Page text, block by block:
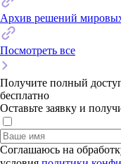
Архив решений
Посмотреть все
Получите полный
бесплатно
Оставьте заявку и
Соглашаюсь на